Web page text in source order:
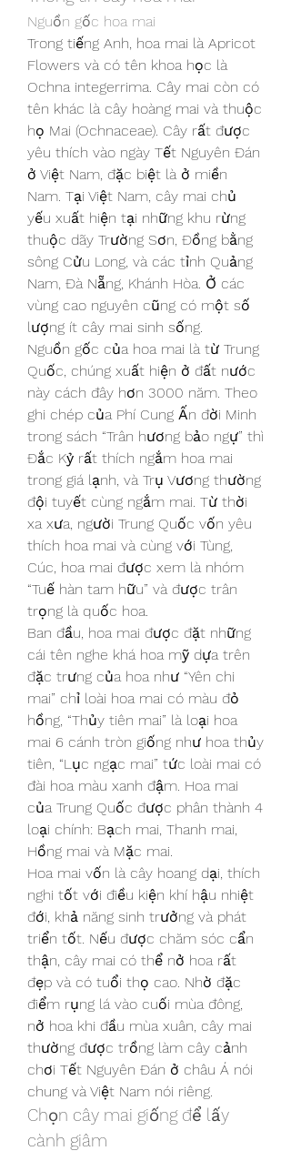
Nguồn gốc hoa mai
Trong tiếng Anh, hoa mai là Apricot
Flowers và có tên khoa học là
Ochna integerrima. Cây mai còn có
tên khác là cây hoàng mai và thuộc
họ Mai (Ochnaceae). Cây rất được
yêu thích vào ngày Tết Nguyên Đán
ở Việt Nam, đặc biệt là ở miền
Nam. Tại Việt Nam, cây mai chủ
yếu xuất hiện tại những khu rừng
thuộc dãy Trường Sơn, Đồng bằng
sông Cửu Long, và các tỉnh Quảng
Nam, Đà Nẵng, Khánh Hòa. Ở các
vùng cao nguyên cũng có một số
lượng ít cây mai sinh sống.
Nguồn gốc của hoa mai là từ Trung
Quốc, chúng xuất hiện ở đất nước
này cách đây hơn 3000 năm. Theo
ghi chép của Phí Cung Ấn đời Minh
trong sách “Trân hương bảo ngự” thì
Đắc Kỷ rất thích ngắm hoa mai
trong giá lạnh, và Trụ Vương thường
đội tuyết cùng ngắm mai. Từ thời
xa xưa, người Trung Quốc vốn yêu
thích hoa mai và cùng với Tùng,
Cúc, hoa mai được xem là nhóm
“Tuế hàn tam hữu” và được trân
trọng là quốc hoa.
Ban đầu, hoa mai được đặt những
cái tên nghe khá hoa mỹ dựa trên
đặc trưng của hoa như “Yên chi
mai” chỉ loài hoa mai có màu đỏ
hồng, “Thủy tiên mai” là loại hoa
mai 6 cánh tròn giống như hoa thủy
tiên, “Lục ngạc mai” tức loài mai có
đài hoa màu xanh đậm. Hoa mai
của Trung Quốc được phân thành 4
loại chính: Bạch mai, Thanh mai,
Hồng mai và Mặc mai.
Hoa mai vốn là cây hoang dại, thích
nghi tốt với điều kiện khí hậu nhiệt
đới, khả năng sinh trưởng và phát
triển tốt. Nếu được chăm sóc cẩn
thận, cây mai có thể nở hoa rất
đẹp và có tuổi thọ cao. Nhờ đặc
điểm rụng lá vào cuối mùa đông,
nở hoa khi đầu mùa xuân, cây mai
thường được trồng làm cây cảnh
chơi Tết Nguyên Đán ở châu Á nói
chung và Việt Nam nói riêng.
Chọn cây mai giống để lấy
cành giâm